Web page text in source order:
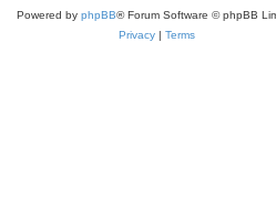
Powered by phpBB® Forum Software © phpBB
Privacy | Terms